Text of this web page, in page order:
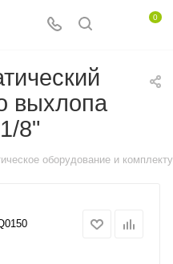
0
выхлопа
8"
оборудование и